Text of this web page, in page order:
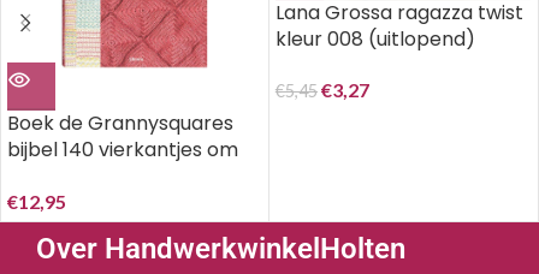
Boek de Grannysquares
bijbel 140 vierkantjes om
€12,95
Lana Grossa ragazza twist
kleur 008 (uitlopend)
€5,45€3,27
Over HandwerkwinkelHolten